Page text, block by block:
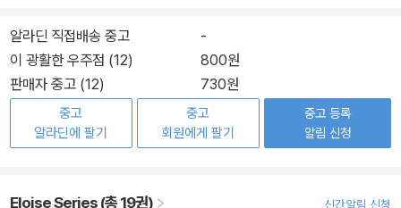
알라딘 직접배송 중고
-
이 광활한 우주점 (12)
800원
판매자 중고 (12)
730원
중고
알라딘에 팔기
중고
회원에게 팔기
중고 등록
알림 신청
Eloise Series (총 19권) 신간알림 신청